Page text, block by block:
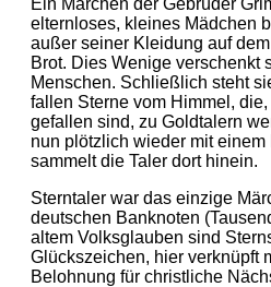
elternloses, kleines Mädchen
außer seiner Kleidung auf
Brot. Dies Wenige verschenkt
Menschen. Schließlich steht
fallen Sterne vom Himmel,
gefallen sind, zu Goldtalern
nun plötzlich wieder mit
sammelt die Taler dort hinein.
Sterntaler war das einzige
deutschen Banknoten
altem Volksglauben sind
Glückszeichen, hier verknüpft
Belohnung für christliche